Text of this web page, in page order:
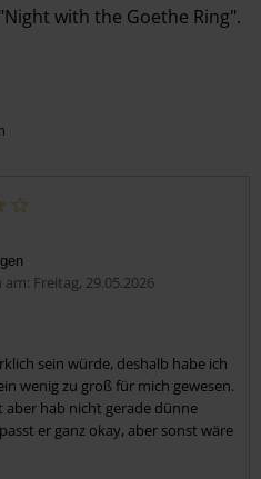
with the Goethe Ring".
Freitag, 29.05.2026
sein würde, deshalb habe ich
wenig zu groß für mich gewesen.
aber hab nicht gerade dünne
er ganz okay, aber sonst wäre